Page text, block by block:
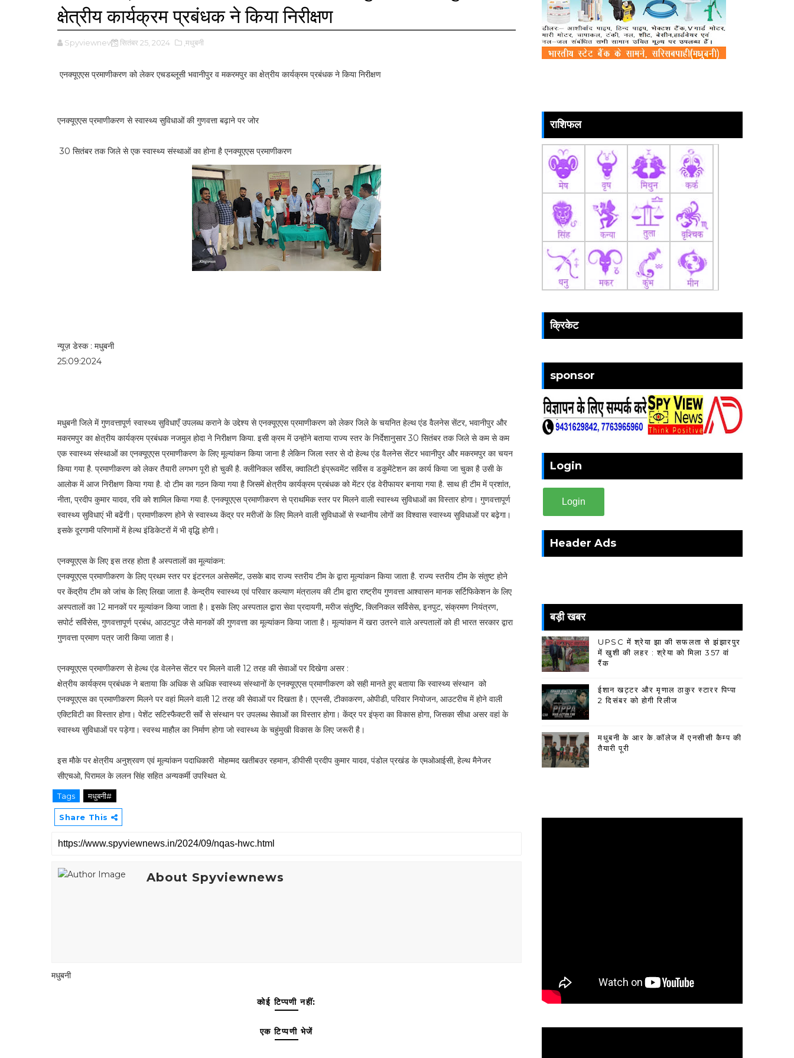
क्षेत्रीय कार्यक्रम प्रबंधक ने किया निरीक्षण
Spyviewnews सितंबर 25, 2024 ,मधुबनी
एनक्यूएएस प्रमाणीकरण को लेकर एचडब्लूसी भवानीपुर व मकरमपुर का क्षेत्रीय कार्यक्रम प्रबंधक ने किया निरीक्षण
एनक्यूएएस प्रमाणीकरण से स्वास्थ्य सुविधाओं की गुणवत्ता बढ़ाने पर जोर
30 सितंबर तक जिले से एक स्वास्थ्य संस्थाओं का होना है एनक्यूएएस प्रमाणीकरण
न्यूज़ डेस्क : मधुबनी
25:09:2024
मधुबनी जिले में गुणवत्तापूर्ण स्वास्थ्य सुविधाएँ उपलब्ध कराने के उद्देश्य से एनक्यूएएस प्रमाणीकरण को लेकर जिले के चयनित हेल्थ एंड वैलनेस सेंटर, भवानीपुर और
मकरमपुर का क्षेत्रीय कार्यक्रम प्रबंधक नजमुल होदा ने निरीक्षण किया. इसी क्रम में उन्होंने बताया राज्य स्तर के निर्देशानुसार 30 सितंबर तक जिले से कम से कम
एक स्वास्थ्य संस्थाओं का एनक्यूएएस प्रमाणीकरण के लिए मूल्यांकन किया जाना है लेकिन जिला स्तर से दो हेल्थ एंड वैलनेस सेंटर भवानीपुर और मकरमपुर का चयन
किया गया है. प्रमाणीकरण को लेकर तैयारी लगभग पूरी हो चुकी है. क्लीनिकल सर्विस, क्वालिटी इंप्रूवमेंट सर्विस व डकुमेंटेशन का कार्य किया जा चुका है उसी के
आलोक में आज निरीक्षण किया गया है. दो टीम का गठन किया गया है जिसमें क्षेत्रीय कार्यक्रम प्रबंधक को मेंटर एंड वेरीफायर बनाया गया है. साथ ही टीम में प्रशांत,
नीता, प्रदीप कुमार यादव, रवि को शामिल किया गया है. एनक्यूएएस प्रमाणीकरण से प्राथमिक स्तर पर मिलने वाली स्वास्थ्य सुविधाओं का विस्तार होगा। गुणवत्तापूर्ण
स्वास्थ्य सुविधाएं भी बढेंगी। प्रमाणीकरण होने से स्वास्थ्य केंद्र पर मरीजों के लिए मिलने वाली सुविधाओं से स्थानीय लोगों का विश्वास स्वास्थ्य सुविधाओं पर बढ़ेगा।
इसके दूरगामी परिणामों में हेल्थ इंडिकेटरों में भी वृद्धि होगी।
एनक्यूएएस के लिए इस तरह होता है अस्पतालों का मूल्यांकन:
एनक्यूएएस प्रमाणीकरण के लिए प्रथम स्तर पर इंटरनल असेसमेंट, उसके बाद राज्य स्तरीय टीम के द्वारा मूल्यांकन किया जाता है. राज्य स्तरीय टीम के संतुष्ट होने
पर केंद्रीय टीम को जांच के लिए लिखा जाता है. केन्द्रीय स्वास्थ्य एवं परिवार कल्याण मंत्रालय की टीम द्वारा राष्ट्रीय गुणवत्ता आश्वासन मानक सर्टिफिकेशन के लिए
अस्पतालों का 12 मानकों पर मूल्यांकन किया जाता है। इसके लिए अस्पताल द्वारा सेवा प्रदायगी, मरीज संतुष्टि, क्लिनिकल सर्विसेस, इनपुट, संक्रमण नियंत्रण,
सपोर्ट सर्विसेस, गुणवत्तापूर्ण प्रबंध, आउटपुट जैसे मानकों की गुणवत्ता का मूल्यांकन किया जाता है। मूल्यांकन में खरा उतरने वाले अस्पतालों को ही भारत सरकार द्वारा
गुणवत्ता प्रमाण पत्र जारी किया जाता है।
एनक्यूएएस प्रमाणीकरण से हेल्थ एंड वेलनेस सेंटर पर मिलने वाली 12 तरह की सेवाओं पर दिखेगा असर :
क्षेत्रीय कार्यक्रम प्रबंधक ने बताया कि अधिक से अधिक स्वास्थ्य संस्थानों के एनक्यूएएस प्रमाणीकरण को सही मानते हुए बताया कि स्वास्थ्य संस्थान को
एनक्यूएएस का प्रमाणीकरण मिलने पर वहां मिलने वाली 12 तरह की सेवाओं पर दिखता है। एएनसी, टीकाकरण, ओपीडी, परिवार नियोजन, आउटरीच में होने वाली
एक्टिविटी का विस्तार होगा। पेशेंट सटिस्फैक्टरी सर्वे से संस्थान पर उपलब्ध सेवाओं का विस्तार होगा। केंद्र पर इंफ्रा का विकास होगा, जिसका सीधा असर वहां के
स्वास्थ्य सुविधाओं पर पड़ेगा। स्वस्थ माहौल का निर्माण होगा जो स्वास्थ्य के चहुंमुखी विकास के लिए जरूरी है।
इस मौके पर क्षेत्रीय अनुश्रवण एवं मूल्यांकन पदाधिकारी मोहम्मद खतीबउर रहमान, डीपीसी प्रदीप कुमार यादव, पंडोल प्रखंड के एमओआईसी, हेल्थ मैनेजर
सीएचओ, पिरामल के ललन सिंह सहित अन्यकर्मी उपस्थित थे.
Tags मधुबनी#
Share This
About Spyviewnews
मधुबनी
कोई टिप्पणी नहीं:
एक टिप्पणी भेजें
राशिफल
क्रिकेट
sponsor
Login
Login
Header Ads
बड़ी खबर
UPSC में श्रेया झा की सफलता से झंझारपुर
में खुशी की लहर : श्रेया को मिला 357 वां
रैंक
ईशान खट्टर और मृणाल ठाकुर स्टारर पिप्पा
2 दिसंबर को होगी रिलीज
मधुबनी के आर के.कॉलेज में एनसीसी कैम्प की
तैयारी पूरी